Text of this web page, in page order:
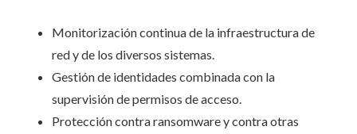
Monitorización continua de la infraestructura de
red y de los diversos sistemas.
Gestión de identidades combinada con la
supervisión de permisos de acceso.
Protección contra ransomware y contra otras